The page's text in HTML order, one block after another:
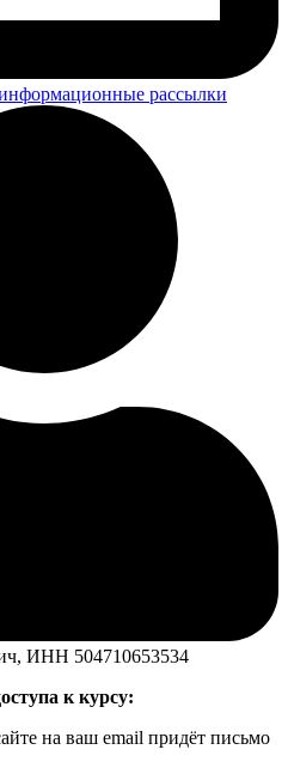
рассылки
ИНН 504710653534
к курсу:
на ваш email придёт письмо